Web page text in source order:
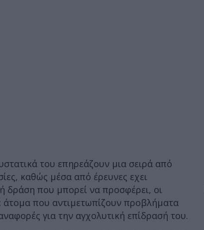
του επηρεάζουν μια σειρά από
καθώς μέσα από έρευνες εχει
δράση που μπορεί να προσφέρει, οι
άτομα που αντιμετωπίζουν προβλήματα
για την αγχολυτική επίδρασή του.